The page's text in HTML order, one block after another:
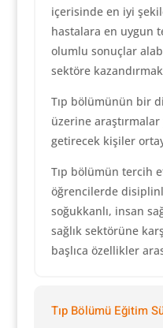
içerisinde en iyi
hastalara en uygun
olumlu sonuçlar
sektöre
Tıp bölümünün bir
üzerine
getirecek kişiler
Tıp bölümün tercih
öğrencilerde
soğukkanlı, insan
sağlık sektörüne
başlıca özellikler
Tıp Bölümü Eğitim